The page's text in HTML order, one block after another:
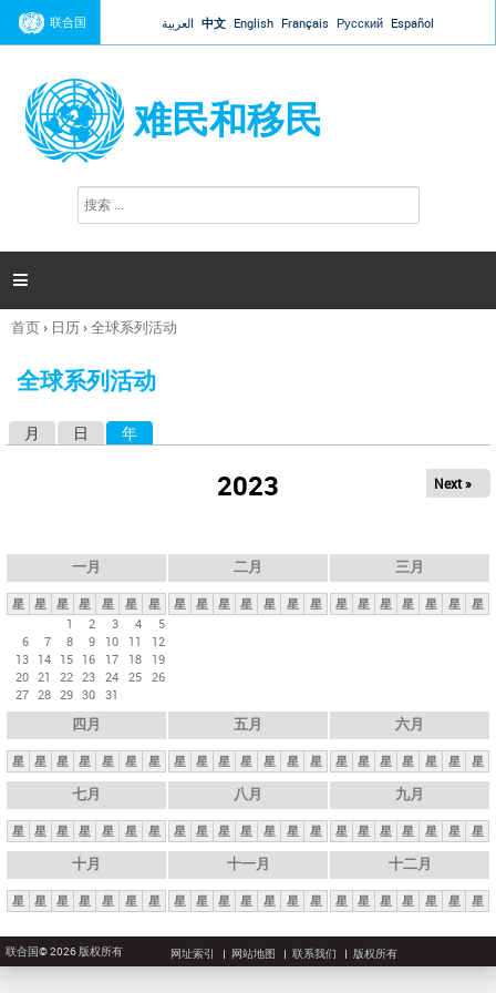
Jump to navigation
联合国 العربية 中文 English Français Русский Español
难民和移民
搜
索

你
这
首页› 日历›全球系列活动
全球系列活动
月 日 年
2023 Next »
一月
星 星 星 星 星 星
星
1
2 3 4
5
6
7 8 9 10 11
12
13 14 15 16 17 18
19
20 21 22 23 24 25 26
27 28 29 30 31
二月
星 星 星 星 星 星 星
三月
星 星 星 星 星 星 星
四月
星 星 星 星 星 星 星
五月
星 星 星 星 星 星 星
六月
星 星 星 星 星 星 星
七月
星 星 星 星 星 星 星
八月
星 星 星 星 星 星 星
九月
星 星 星 星 星 星 星
十月
星 星 星 星 星 星 星
十一月
星 星 星 星 星 星 星
十二月
星 星 星 星 星 星 星
联合国© 2026 版权所有 网址索引 网站地图 联系我们 版权所有